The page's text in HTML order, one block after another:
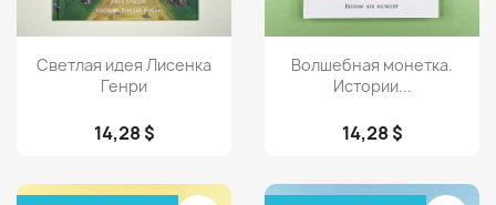
Просмотр
Светлая идея Лисенка
Генри
14,28 $
Просмотр
Волшебная монетка.
Истории...
14,28 $